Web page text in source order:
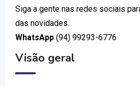
Siga a gente nas redes sociais
das novidades.
WhatsApp (94) 99293-6776
Visão geral